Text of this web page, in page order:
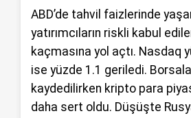
ABD’de tahvil faizlerinde
yatırımcıların riskli kabul
kaçmasına yol açtı. Nasdaq
ise yüzde 1.1 geriledi.
kaydedilirken kripto para
daha sert oldu. Düşüşte